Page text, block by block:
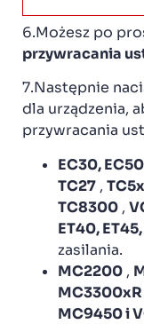
6.Możesz po
przywracania
7.Następnie
dla urządzenia,
przywracania
EC30, EC50
TC27 , TC5x
TC8300 ,
ET40,
zasilania.
MC2200 ,
MC3300xR
MC9450 i